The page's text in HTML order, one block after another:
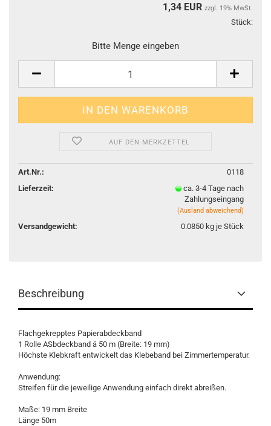
1,34 EUR zzgl. 19% MwSt.
Stück:
Bitte Menge eingeben
AUF DEN MERKZETTEL
Art.Nr.:
0118
Lieferzeit:
ca. 3-4 Tage nach
Zahlungseingang
(Ausland abweichend)
Versandgewicht: 0.0850kg je Stück
Beschreibung
Flachgekrepptes Papierabdeckband
1 Rolle ASbdeckband á 50 m (Breite: 19 mm)
Höchste Klebkraft entwickelt das Klebeband bei Zimmertemperatur.
Anwendung:
Streifen für die jeweilige Anwendung einfach direkt abreißen.
Maße: 19 mm Breite
Länge 50m